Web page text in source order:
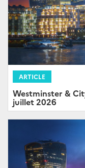
ARTICLE
Westminster &
juillet 2026